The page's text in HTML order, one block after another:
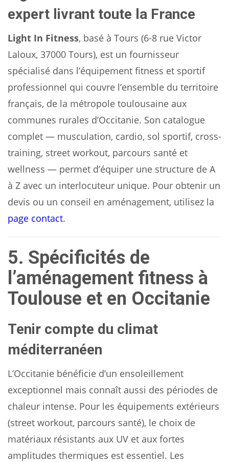
expert livrant toute la France
Light In Fitness, basé à Tours (6-8 rue Victor
Laloux, 37000 Tours), est un fournisseur
spécialisé dans l’équipement fitness et sportif
professionnel qui couvre l’ensemble du territoire
français, de la métropole toulousaine aux
communes rurales d’Occitanie. Son catalogue
complet — musculation, cardio, sol sportif, cross-
training, street workout, parcours santé et
wellness — permet d’équiper une structure de A
à Z avec un interlocuteur unique. Pour obtenir un
devis ou un conseil en aménagement, utilisez la
page contact.
5. Spécificités de
l’aménagement fitness à
Toulouse et en Occitanie
Tenir compte du climat
méditerranéen
L’Occitanie bénéficie d’un ensoleillement
exceptionnel mais connaît aussi des périodes de
chaleur intense. Pour les équipements extérieurs
(street workout, parcours santé), le choix de
matériaux résistants aux UV et aux fortes
amplitudes thermiques est essentiel. Les